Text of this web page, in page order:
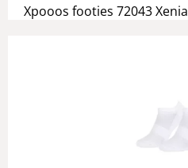
Xpooos footies 72043 Xenia